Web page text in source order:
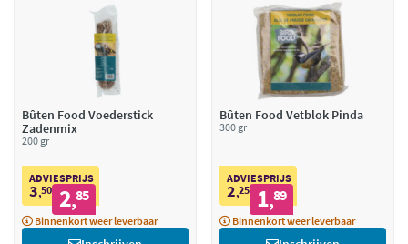
Bûten Food Voederstick
Zadenmix
200 gr
ADVIESPRIJS
3,50 2,85
Binnenkort weer leverbaar
Bûten Food Vetblok Pinda
300 gr
ADVIESPRIJS
2,25 1,89
Binnenkort weer leverbaar